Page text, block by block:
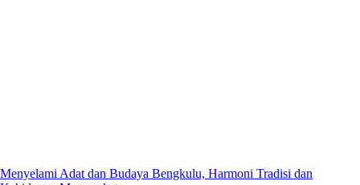
Menyelami Adat dan Budaya Bengkulu, Harmoni Tradisi dan